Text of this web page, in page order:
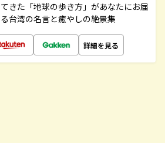
きた「地球の歩き方」があなたにお届
台湾の名言と癒やしの絶景集
詳細を見る